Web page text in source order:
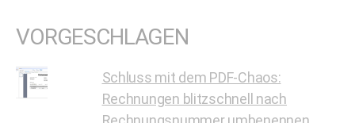
VORGESCHLAGEN
Schluss mit dem PDF-Chaos:
Rechnungen blitzschnell nach